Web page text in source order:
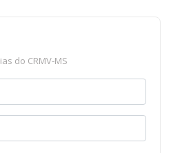
do CRMV-MS